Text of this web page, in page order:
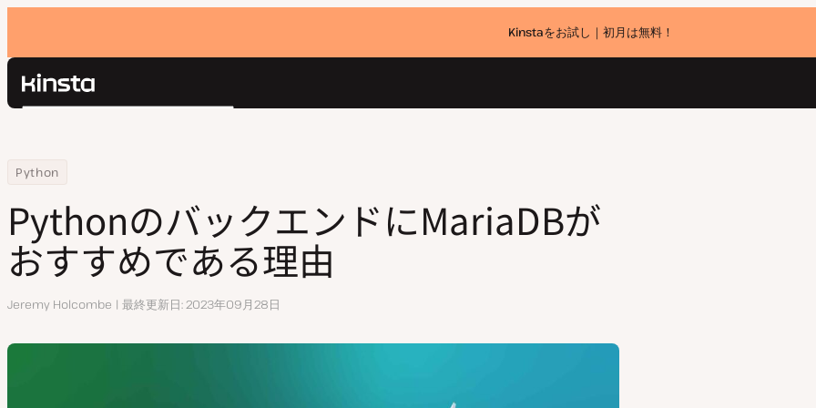
Kinstaをお試し｜初月は無料！
Kinsta®
お問い合わせ
検
Home
リソースセンター
Python
PythonのバックエンドにMariaDBがおすすめである理由
PythonのバックエンドにMariaDBが
おすすめである理由
執
Jeremy Holcombe 最終更新日 2023年09月28日